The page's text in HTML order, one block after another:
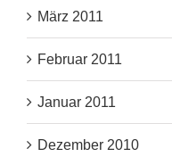
März 2011
Februar 2011
Januar 2011
Dezember 2010